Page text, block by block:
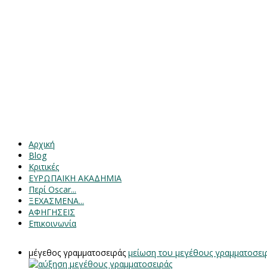
Αρχική
Blog
Κριτικές
ΕΥΡΩΠΑΙΚΗ ΑΚΑΔΗΜΙΑ
Περί Oscar...
ΞΕΧΑΣΜΕΝΑ...
ΑΦΗΓΗΣΕΙΣ
Επικοινωνία
μέγεθος γραμματοσειράς μείωση του μεγέθους